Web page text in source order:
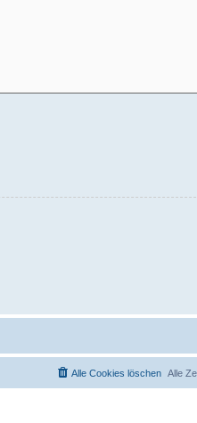
Alle
Alle Cookies löschen